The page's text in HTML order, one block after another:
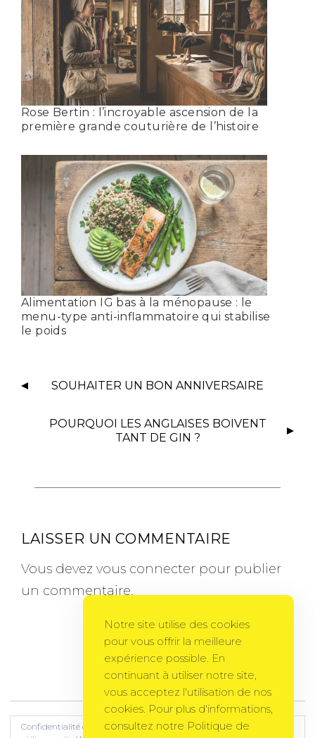
Rose Bertin : l’incroyable ascension de la
première grande couturière de l’histoire
Alimentation IG bas à la ménopause : le
menu-type anti-inflammatoire qui stabilise
le poids
SOUHAITER UN BON ANNIVERSAIRE
POURQUOI LES ANGLAISES BOIVENT
TANT DE GIN ?
LAISSER UN COMMENTAIRE
Vous devez vous connecter pour publier
un commentaire.
Gema Theme by PixelGrade
Notre site utilise des cookies
pour vous offrir la meilleure
expérience possible. En
continuant à utiliser notre site,
vous acceptez l'utilisation de nos
cookies. Pour plus d'informations,
consultez notre Politique de
Confidentialité et cookies : ce site utilise des cookies. En continuant à